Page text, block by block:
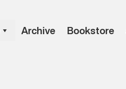
Archive Bookstore